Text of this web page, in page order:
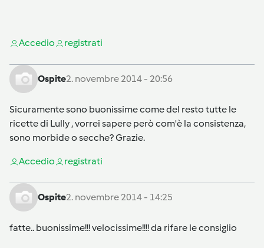
Accedio registrati
Ospite2. novembre 2014 - 20:56
Sicuramente sono buonissime come del resto tutte le
ricette di Lully , vorrei sapere però com'è la consistenza,
sono morbide o secche? Grazie.
Accedio registrati
Ospite2. novembre 2014 - 14:25
fatte.. buonissime!!! velocissime!!!! da rifare le consiglio